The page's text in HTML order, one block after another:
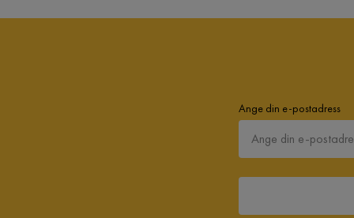
Ange din e-postadress